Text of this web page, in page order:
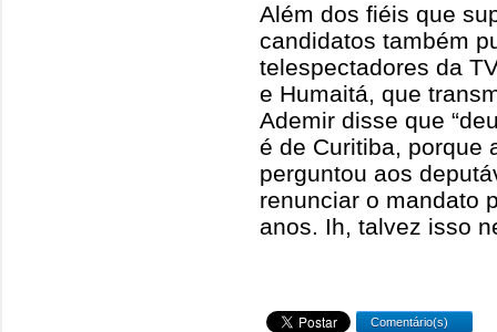
Além dos fiéis que
candidatos também
telespectadores da
e Humaitá, que
Ademir disse que
é de Curitiba, porque
perguntou aos
renunciar o mandato
anos. Ih, talvez isso
Comentário(s)